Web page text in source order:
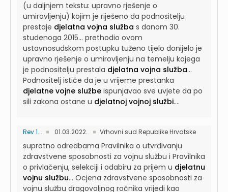
(u daljnjem tekstu: upravno rješenje o
umirovljenju) kojim je riješeno da podnositelju
prestaje djelatna vojna služba s danom 30.
studenoga 2015... prethodio ovom
ustavnosudskom postupku tuženo tijelo donijelo je
upravno rješenje o umirovljenju na temelju kojega
je podnositelju prestala djelatna vojna služba...
Podnositelj ističe da je u vrijeme prestanka
djelatne vojne službe ispunjavao sve uvjete da po
sili zakona ostane u djelatnoj vojnoj službi....
Rev 1... 01.03.2022. Vrhovni sud Republike Hrvatske
suprotno odredbama Pravilnika o utvrđivanju
zdravstvene sposobnosti za vojnu službu i Pravilnika
o privlačenju, selekciji i odabiru za prijem u djelatnu
vojnu službu... Ocjena zdravstvene sposobnosti za
vojnu službu dragovoljnog ročnika vrijedi kao